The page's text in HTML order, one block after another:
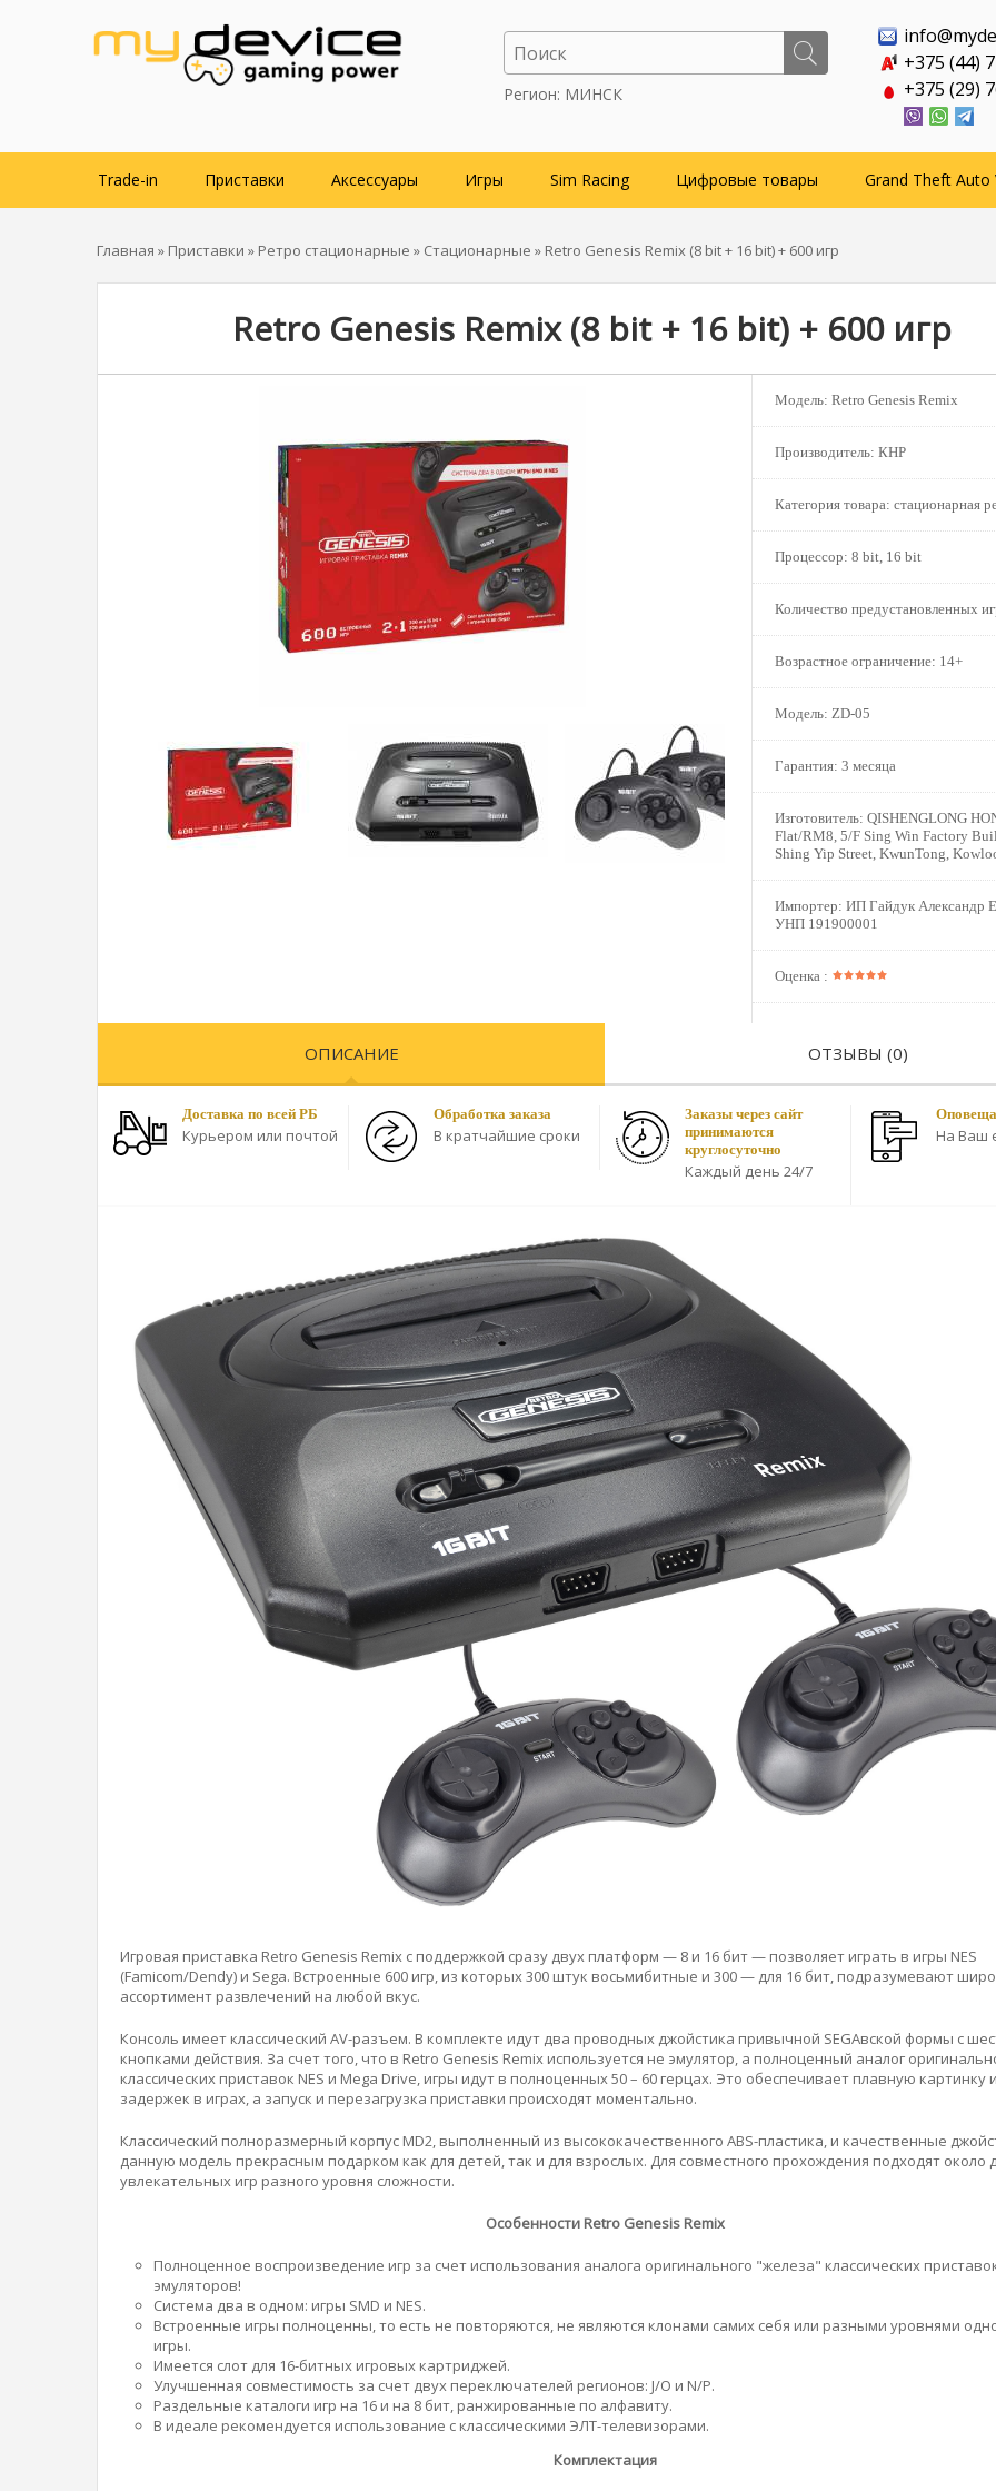
Регион: МИНСК
+375 (44)
+375 (29)
Trade-in Приставки Аксессуары Игры Sim Racing Цифровые товары Grand Theft Auto
Главная » Приставки » Ретро стационарные » Стационарные » Retro Genesis Remix (8 bit + 16 bit) + 600 игр
Retro Genesis Remix (8 bit + 16 bit) + 600 игр
Модель: Retro Genesis Remix
Производитель: КНР
Категория товара: стационарная
Процессор: 8 bit, 16 bit
Количество предустановленных
Возрастное ограничение: 14+
Модель: ZD-05
Гарантия: 3 месяца
Изготовитель: QISHENGLONG
Flat/RM8, 5/F Sing Win Factory
Shing Yip Street, KwunTong,
Импортер: ИП Гайдук Александр
УНП 191900001
Оценка :
ОПИСАНИЕ ОТЗЫВЫ (0)
Доставка по всей РБ
Курьером или почтой
Обработка заказа
В кратчайшие сроки
Заказы через сайт
принимаются
круглосуточно
Каждый день 24/7
На Ваш
Игровая приставка Retro Genesis Remix с поддержкой сразу двух платформ — 8 и 16 бит — позволяет играть в игры NES
(Famicom/Dendy) и Sega. Встроенные 600 игр, из которых 300 штук восьмибитные и 300 — для 16 бит, подразумевают
ассортимент развлечений на любой вкус.
Консоль имеет классический AV-разъем. В комплекте идут два проводных джойстика привычной SEGAвской формы с
кнопками действия. За счет того, что в Retro Genesis Remix используется не эмулятор, а полноценный аналог
классических приставок NES и Mega Drive, игры идут в полноценных 50 – 60 герцах. Это обеспечивает плавную картинку
задержек в играх, а запуск и перезагрузка приставки происходят моментально.
Классический полноразмерный корпус MD2, выполненный из высококачественного ABS-пластика, и качественные
данную модель прекрасным подарком как для детей, так и для взрослых. Для совместного прохождения подходят около
увлекательных игр разного уровня сложности.
Особенности Retro Genesis Remix
Полноценное воспроизведение игр за счет использования аналога оригинального "железа" классических
эмуляторов!
Система два в одном: игры SMD и NES.
Встроенные игры полноценны, то есть не повторяются, не являются клонами самих себя или разными уровнями
игры.
Имеется слот для 16-битных игровых картриджей.
Улучшенная совместимость за счет двух переключателей регионов: J/O и N/P.
Раздельные каталоги игр на 16 и на 8 бит, ранжированные по алфавиту.
В идеале рекомендуется использование с классическими ЭЛТ-телевизорами.
Комплектация